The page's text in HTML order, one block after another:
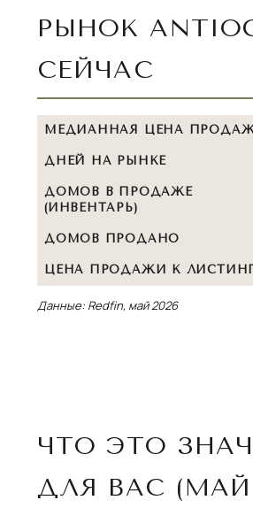
РЫНОК
СЕЙЧАС
МЕДИАННАЯ ЦЕНА
ДНЕЙ НА РЫНКЕ
ДОМОВ В ПРОДАЖЕ
(ИНВЕНТАРЬ)
ДОМОВ ПРОДАНО
ЦЕНА ПРОДАЖИ К
Данные: Redfin, май 2026
ЧТО ЭТО
ДЛЯ ВАС (МАЙ